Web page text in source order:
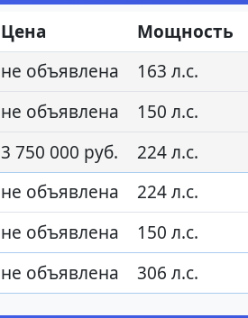
Цена Мощность
не объявлена 163 л.с.
не объявлена 150 л.с.
3 750 000 руб. 224 л.с.
не объявлена 224 л.с.
не объявлена 150 л.с.
не объявлена 306 л.с.